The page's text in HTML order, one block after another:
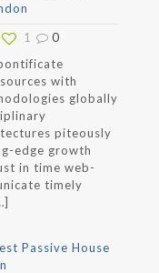
0
1
with
globally
piteously
edge growth
in time web-
timely
Passive House